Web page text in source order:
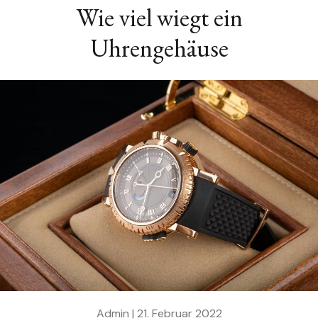
Wie viel wiegt ein
Uhrengehäuse
Admin | 21. Februar 2022